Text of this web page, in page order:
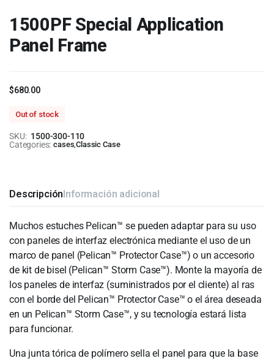
1500PF Special Application
Panel Frame
$680.00
Out of stock
SKU: 1500-300-110
Categories: cases,Classic Case
DescripciónInformación adicional
Muchos estuches Pelican™ se pueden adaptar para su uso
con paneles de interfaz electrónica mediante el uso de un
marco de panel (Pelican™ Protector Case™) o un accesorio
de kit de bisel (Pelican™ Storm Case™). Monte la mayoría de
los paneles de interfaz (suministrados por el cliente) al ras
con el borde del Pelican™ Protector Case™ o el área deseada
en un Pelican™ Storm Case™, y su tecnología estará lista
para funcionar.
Una junta tórica de polímero sella el panel para que la base